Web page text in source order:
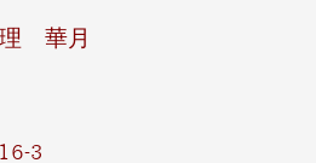
理 華月
3